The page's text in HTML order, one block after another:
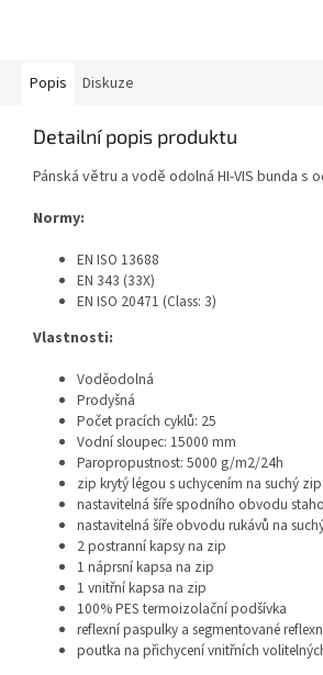
Popis Diskuze
Detailní popis produktu
Pánská větru a vodě odolná HI-VIS bunda s
Normy:
EN ISO 13688
EN 343 (33X)
EN ISO 20471 (Class: 3)
Vlastnosti:
Voděodolná
Prodyšná
Počet pracích cyklů: 25
Vodní sloupec: 15000 mm
Paropropustnost: 5000 g/m2/24h
zip krytý légou s uchycením na suchý zip
nastavitelná šíře spodního obvodu
nastavitelná šíře obvodu rukávů na
2 postranní kapsy na zip
1 náprsní kapsa na zip
1 vnitřní kapsa na zip
100% PES termoizolační podšívka
reflexní paspulky a segmentované
poutka na přichycení vnitřních